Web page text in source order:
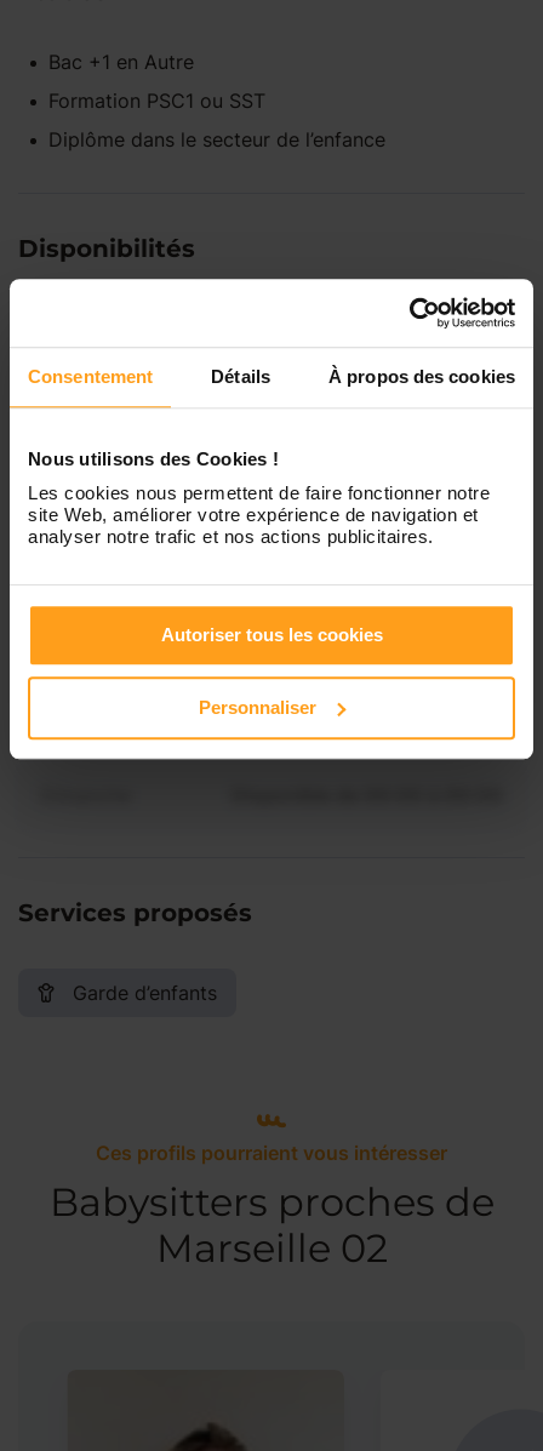
Consentement Détails À propos des cookies
Nous utilisons des Cookies !
Les cookies nous permettent de faire fonctionner notre
site Web, améliorer votre expérience de navigation et
analyser notre trafic et nos actions publicitaires.
Autoriser tous les cookies
Personnaliser
Bac +1 en Autre
Formation PSC1 ou SST
Diplôme dans le secteur de l’enfance
Disponibilités
Mardi
Mercredi Disponible de 00:00 à 00:30
Disponible de 00:00 à 00:00
Disponible de 00:00 à 00:00
Vous souhaitez connaître les
disponibilités de Zohra ?
Contactez-nous
Services proposés
Garde d’enfants
Ces profils pourraient vous intéresser
Babysitters proches de
Marseille 02